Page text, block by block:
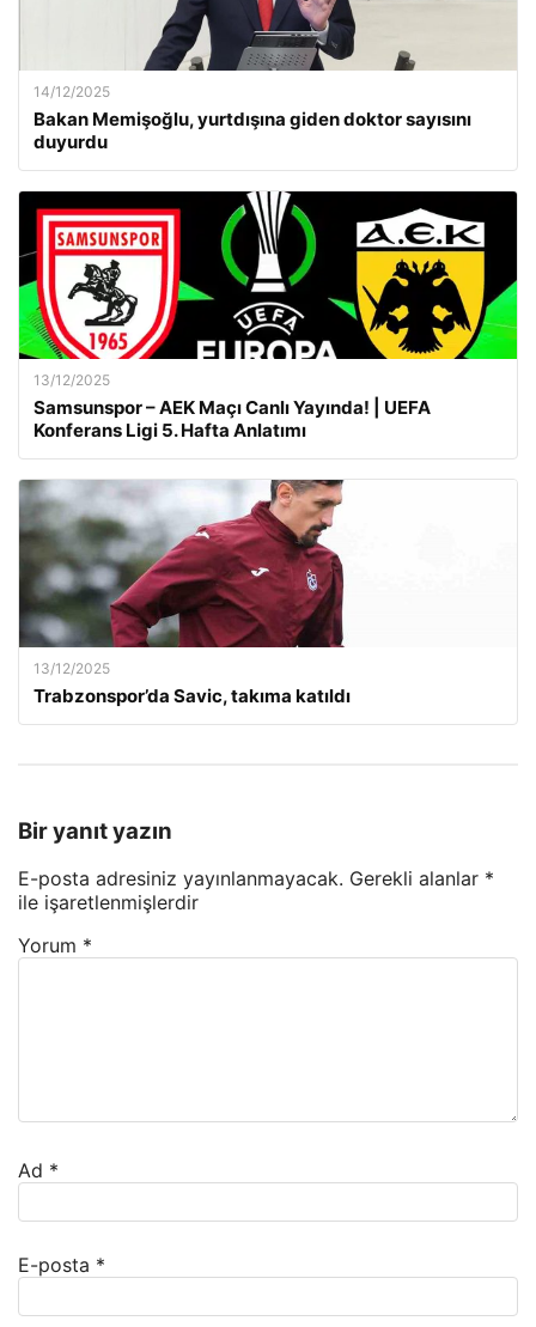
14/12/2025
Bakan Memişoğlu, yurtdışına giden doktor sayısını
duyurdu
13/12/2025
Samsunspor – AEK Maçı Canlı Yayında! | UEFA
Konferans Ligi 5. Hafta Anlatımı
13/12/2025
Trabzonspor’da Savic, takıma katıldı
Bir yanıt yazın
E-posta adresiniz yayınlanmayacak. Gerekli alanlar *
ile işaretlenmişlerdir
Yorum *
Ad *
E-posta *